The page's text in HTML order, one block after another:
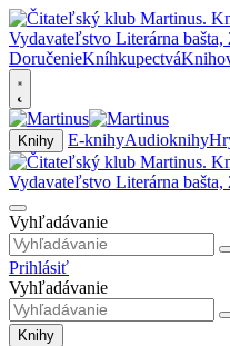
DoručenieKníhkupectvá
Knihy E-knihyAudioknihy
Vyhľadávanie
Prihlásiť
Vyhľadávanie
Knihy